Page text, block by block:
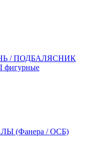
/ ПОДБАЛЯСНИК
(Фанера / ОСБ)